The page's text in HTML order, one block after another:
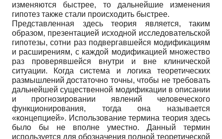
изменяются быстрее, то дальнейшие изменения
гипотез также стали происходить быстрее.
Представленная здесь теория является, таким
образом, презентацией исходной исследовательской
гипотезы, сотни раз подвергавшейся модификациям
и расширениям, с каждой модификацией множество
раз проверявшейся внутри и вне клинической
ситуации. Когда система и логика теоретических
размышлений достаточно точны, чтобы не требовать
дальнейшей существенной модификации в описании
и прогнозировании явлений человеческого
функционирования, тогда она называется
«концепцией». Использование термина теория здесь
было бы не вполне уместно. Данный термин
используется для обозначения полной теоретической